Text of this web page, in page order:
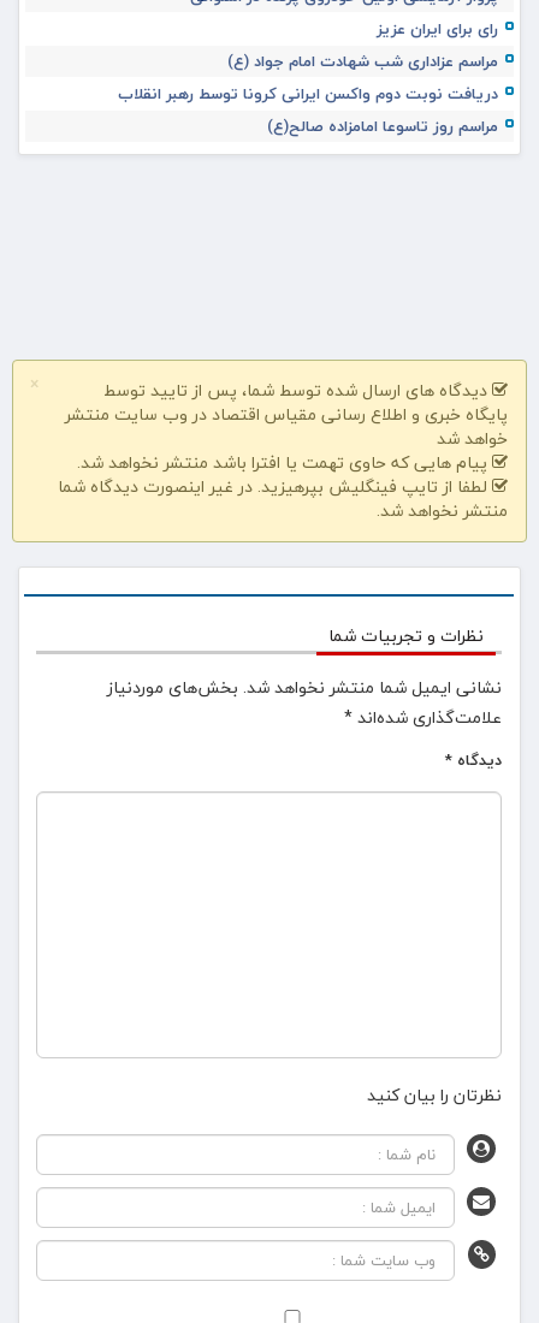
رای برای ایران عزیز
مراسم عزاداری شب شهادت امام جواد (ع)
دریافت نوبت دوم واکسن ایرانی کرونا توسط رهبر انقلاب
مراسم روز تاسوعا امامزاده صالح(ع)
×
دیدگاه های ارسال شده توسط شما، پس از تایید توسط
پایگاه خبری و اطلاع رسانی مقیاس اقتصاد در وب سایت منتشر
خواهد شد
پیام هایی که حاوی تهمت یا افترا باشد منتشر نخواهد شد.
لطفا از تایپ فینگلیش بپرهیزید. در غیر اینصورت دیدگاه شما
منتشر نخواهد شد.
نظرات و تجربیات شما
نشانی ایمیل شما منتشر نخواهد شد. بخش‌های موردنیاز
علامت‌گذاری شده‌اند*
دیدگاه *
نظرتان را بیان کنید